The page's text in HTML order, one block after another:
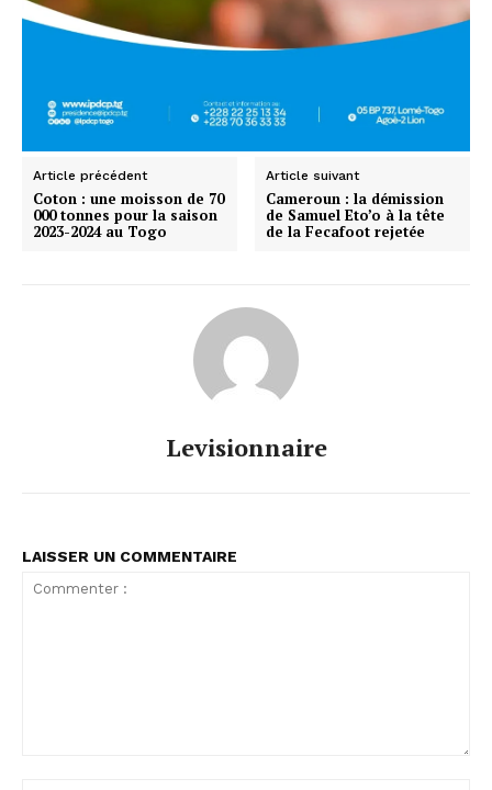
Article précédent
Coton : une moisson de 70
000 tonnes pour la saison
2023-2024 au Togo
Article suivant
Cameroun : la démission
de Samuel Eto’o à la tête
de la Fecafoot rejetée
Levisionnaire
LAISSER UN COMMENTAIRE